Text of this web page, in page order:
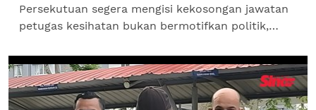
Persekutuan segera mengisi kekosongan jawatan
petugas kesihatan bukan bermotifkan politik,
menerima perkhidmatan...